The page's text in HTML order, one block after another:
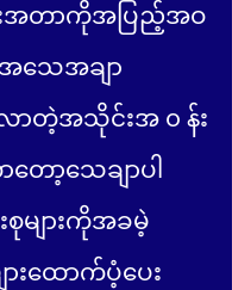
တာကိုအပြည့်အဝ
သေအချာ
လာတဲ့အသိုင်းအ ၀ န်း
ော့သေချာပါ
များကိုအခမဲ့
ားထောက်ပံ့ပေး